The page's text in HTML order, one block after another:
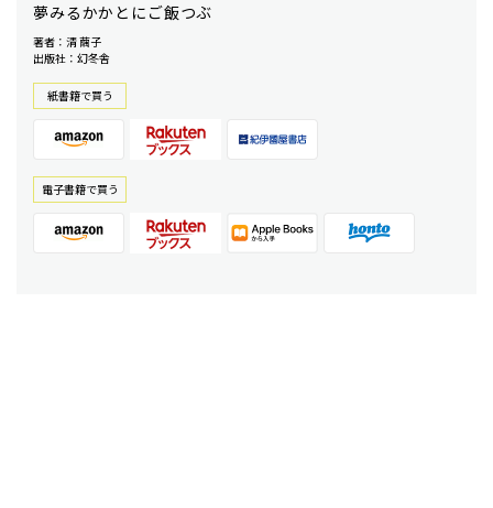
夢みるかかとにご飯つぶ
著者：清 繭子
出版社：幻冬舎
紙書籍で買う
電⼦書籍で買う